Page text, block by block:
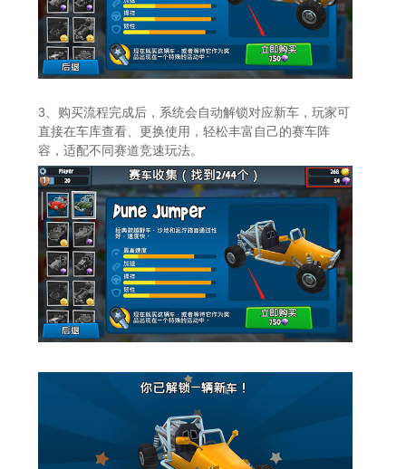
3、购买流程完成后，系统会自动解锁对应新车，玩家可
直接在车库查看、更换使用，轻松丰富自己的赛车阵
容，适配不同赛道竞速玩法。